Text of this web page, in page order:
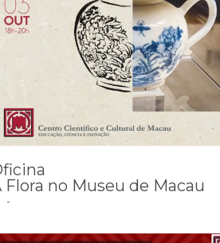
Flora no Museu de Macau